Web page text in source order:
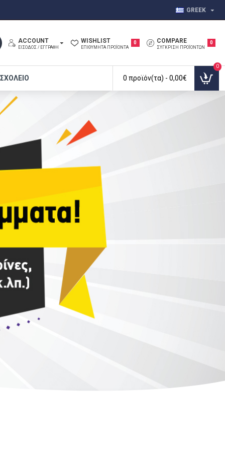
GREEK
ACCOUNT
ΕΊΣΟΔΟΣ / ΕΓΓΡΑΦΉ
WISHLIST
ΕΠΙΘΥΜΗΤΆ ΠΡΟΪΌΝΤΑ
0 COMPARE
ΣΎΓΚΡΙΣΗ ΠΡΟΪΌΝΤΩΝ
0
0 προϊόν(τα) - 0,00€
0